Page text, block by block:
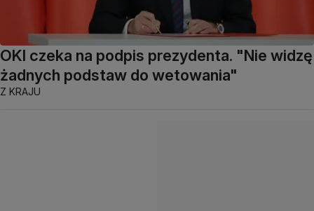
OKI czeka na podpis prezydenta. "Nie widzę
żadnych podstaw do wetowania"
Z KRAJU